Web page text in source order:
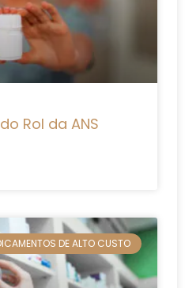
Rol da ANS
DE ALTO CUSTO